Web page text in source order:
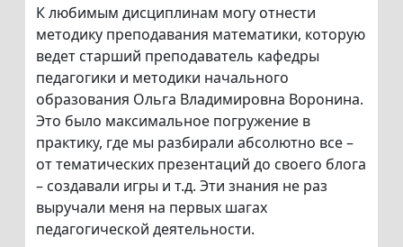
К любимым дисциплинам могу отнести
методику преподавания математики, которую
ведет старший преподаватель кафедры
педагогики и методики начального
образования Ольга Владимировна Воронина.
Это было максимальное погружение в
практику, где мы разбирали абсолютно все –
от тематических презентаций до своего блога
– создавали игры и т.д. Эти знания не раз
выручали меня на первых шагах
педагогической деятельности.